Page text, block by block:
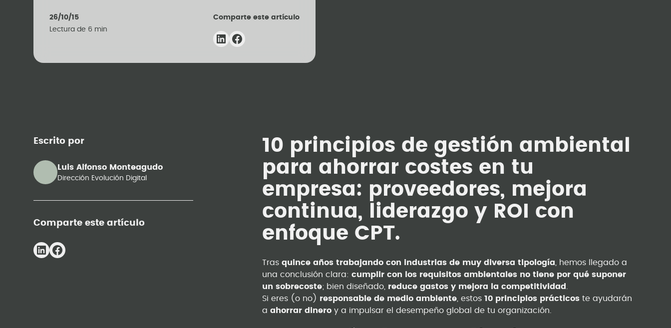
26/10/15
Lectura de 6 min
Comparte este artículo
Escrito por
Luis Alfonso Monteagudo
Dirección Evolución Digital
Comparte este artículo
10 principios de gestión ambiental
para ahorrar costes en tu
empresa: proveedores, mejora
continua, liderazgo y ROI con
enfoque CPT.
Trasquince años trabajando con industrias de muy diversa tipología , hemos llegado a
una conclusión clara:cumplir con los requisitos ambientales no tiene por qué suponer
un sobrecoste; bien diseñado, reduce gastos y mejora la competitividad
Si eres (o no) responsable de medio ambiente , estos10 principios prácticos te ayudarán
aahorrar dinero y a impulsar el desempeño global de tu organización.